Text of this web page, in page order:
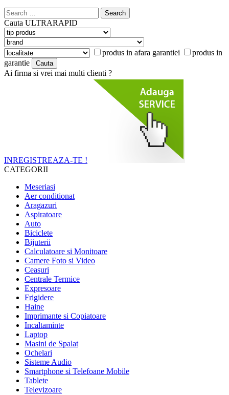
Search
for:
Cauta ULTRARAPID
produs in afara garantiei
produs in
garantie
Ai firma si vrei mai multi clienti ?
INREGISTREAZA-TE !
CATEGORII
Meseriasi
Aer conditionat
Aragazuri
Aspiratoare
Auto
Biciclete
Bijuterii
Calculatoare si Monitoare
Camere Foto si Video
Ceasuri
Centrale Termice
Expresoare
Frigidere
Haine
Imprimante si Copiatoare
Incaltaminte
Laptop
Masini de Spalat
Ochelari
Sisteme Audio
Smartphone si Telefoane Mobile
Tablete
Televizoare